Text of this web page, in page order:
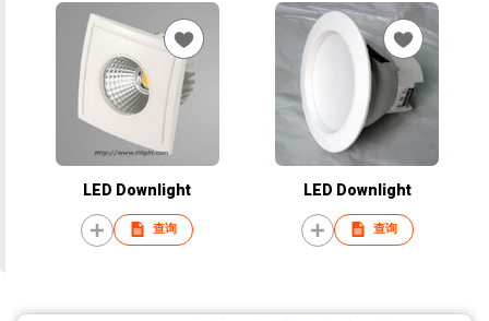
LED Downlight
查询
LED Downlight
查询